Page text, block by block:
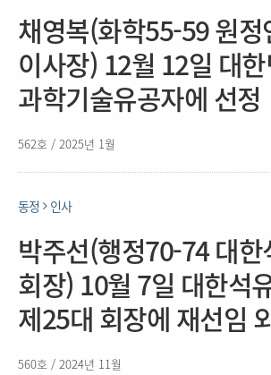
채영복(화학55-59 원정
이사장) 12월 12일 대
과학기술유공자에 선정
562호 / 2025년 1월
동정 인사
박주선(행정70-74 대한
회장) 10월 7일 대한석
제25대 회장에 재선임
560호 / 2024년 11월